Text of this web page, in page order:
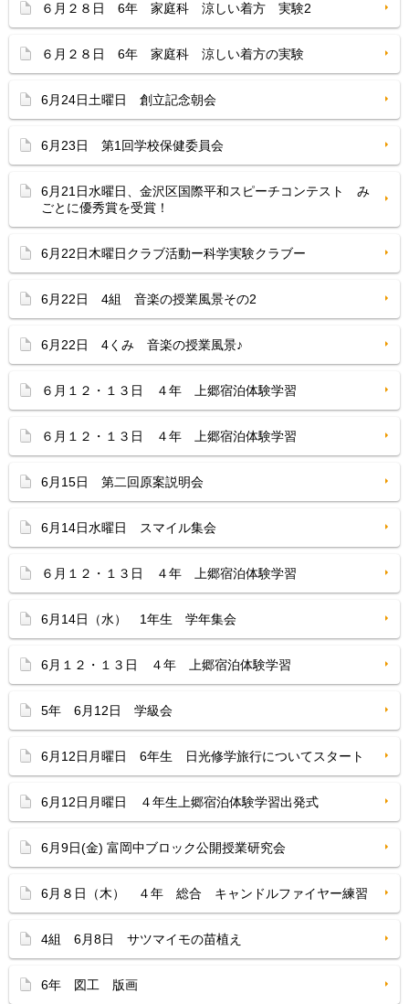
６月２８日 6年 家庭科 涼しい着方 実験2
６月２８日 6年 家庭科 涼しい着方の実験
6月24日土曜日 創立記念朝会
6月23日 第1回学校保健委員会
6月21日水曜日、金沢区国際平和スピーチコンテスト み
ごとに優秀賞を受賞！
6月22日木曜日クラブ活動ー科学実験クラブー
6月22日 4組 音楽の授業風景その2
6月22日 4くみ 音楽の授業風景♪
６月１２・１３日 ４年 上郷宿泊体験学習
６月１２・１３日 ４年 上郷宿泊体験学習
6月15日 第二回原案説明会
6月14日水曜日 スマイル集会
６月１２・１３日 ４年 上郷宿泊体験学習
6月14日（水） 1年生 学年集会
6月１２・１３日 ４年 上郷宿泊体験学習
5年 6月12日 学級会
6月12日月曜日 6年生 日光修学旅行についてスタート
6月12日月曜日 ４年生上郷宿泊体験学習出発式
6月9日(金) 富岡中ブロック公開授業研究会
6月８日（木） ４年 総合 キャンドルファイヤー練習
4組 6月8日 サツマイモの苗植え
6年 図工 版画